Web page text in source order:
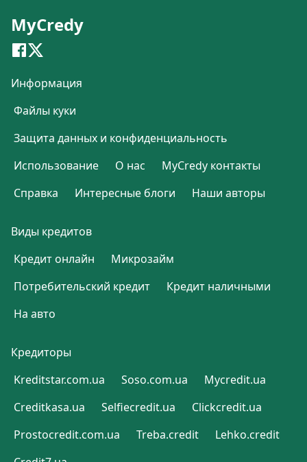
MyCredy
Информация
Файлы куки
Защита данных и конфиденциальность
Использование
О нас
MyCredy контакты
Справка
Интересные блоги Наши авторы
Виды кредитов
Кредит онлайн
Микрозайм
Потребительский кредит
Кредит наличными
На авто
Кредиторы
Kreditstar.com.ua
Soso.com.ua
Mycredit.ua
Creditkasa.ua
Selfiecredit.ua
Clickcredit.ua
Prostocredit.com.ua
Treba.credit
Lehko.credit